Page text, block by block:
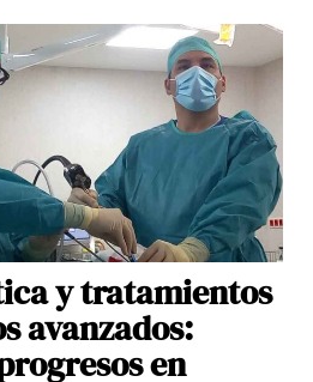
y tratamientos
avanzados:
en